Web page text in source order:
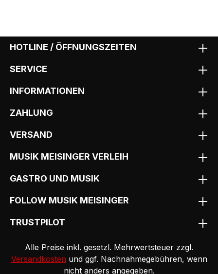
HOTLINE / ÖFFNUNGSZEITEN
SERVICE
INFORMATIONEN
ZAHLUNG
VERSAND
MUSIK MEISINGER VERLEIH
GASTRO UND MUSIK
FOLLOW MUSIK MEISINGER
TRUSTPILOT
Alle Preise inkl. gesetzl. Mehrwertsteuer zzgl.
Versandkosten und ggf. Nachnahmegebühren, wenn
nicht anders angegeben.